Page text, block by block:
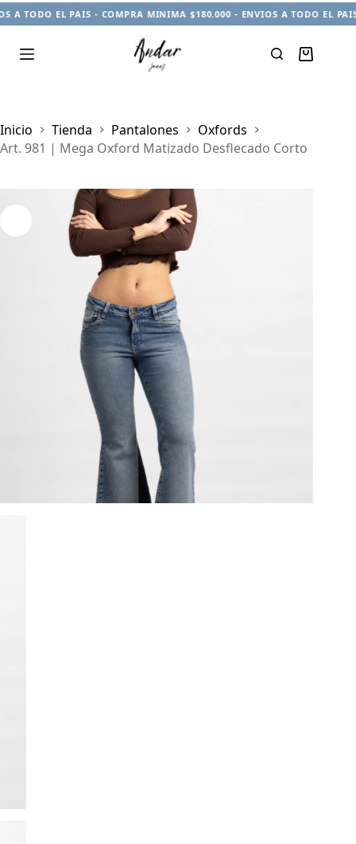
EL PAIS - COMPRA MINIMA $180.000 - ENVIOS A TODO EL PAIS
Carro
Inicio
Tienda Pantalones
Oxfords
Art. 981 | Mega Oxford Matizado Desflecado Corto